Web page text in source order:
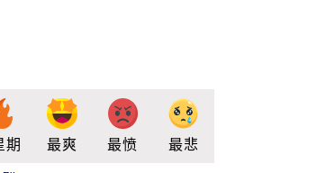
期 最爽 最愤 最悲